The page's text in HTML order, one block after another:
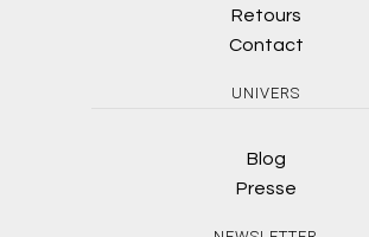
Retours
Contact
UNIVERS
Blog
Presse